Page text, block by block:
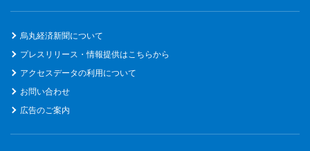
烏丸経済新聞について
プレスリリース・情報提供はこちらから
アクセスデータの利用について
お問い合わせ
広告のご案内